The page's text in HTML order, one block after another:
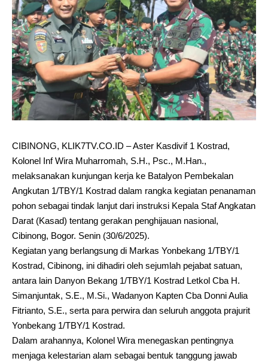
CIBINONG, KLIK7TV.CO.ID – Aster Kasdivif 1 Kostrad,
Kolonel Inf Wira Muharromah, S.H., Psc., M.Han.,
melaksanakan kunjungan kerja ke Batalyon Pembekalan
Angkutan 1/TBY/1 Kostrad dalam rangka kegiatan penanaman
pohon sebagai tindak lanjut dari instruksi Kepala Staf Angkatan
Darat (Kasad) tentang gerakan penghijauan nasional,
Cibinong, Bogor. Senin (30/6/2025).
Kegiatan yang berlangsung di Markas Yonbekang 1/TBY/1
Kostrad, Cibinong, ini dihadiri oleh sejumlah pejabat satuan,
antara lain Danyon Bekang 1/TBY/1 Kostrad Letkol Cba H.
Simanjuntak, S.E., M.Si., Wadanyon Kapten Cba Donni Aulia
Fitrianto, S.E., serta para perwira dan seluruh anggota prajurit
Yonbekang 1/TBY/1 Kostrad.
Dalam arahannya, Kolonel Wira menegaskan pentingnya
menjaga kelestarian alam sebagai bentuk tanggung jawab